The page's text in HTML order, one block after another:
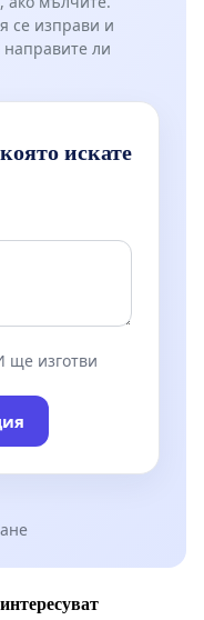
вниманието и
на
се изправи и
ли
искате
ще изготви